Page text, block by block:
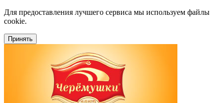
Для предоставления лучшего сервиса мы используем файлы
cookie.
Принять